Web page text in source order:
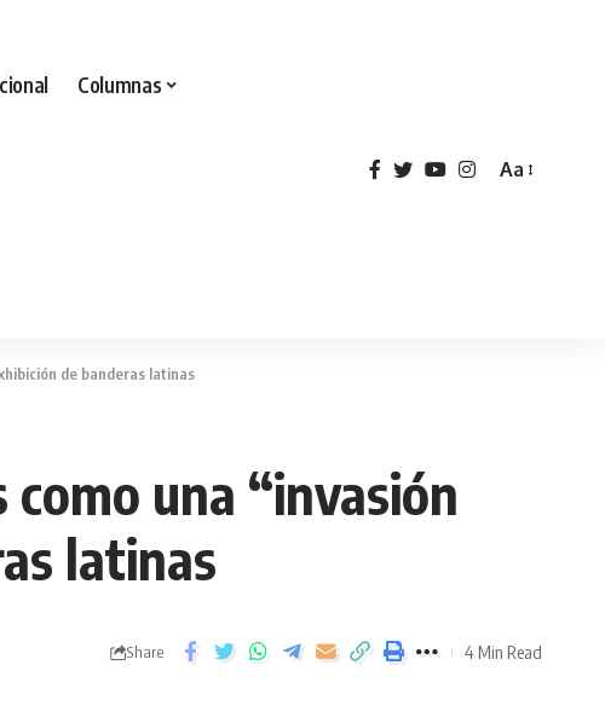
Columnas
Aa
de banderas latinas
una “invasión
latinas
Share 4 Min Read